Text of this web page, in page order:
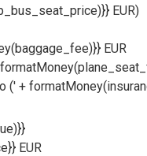
EUR)
EUR
(' +
EUR